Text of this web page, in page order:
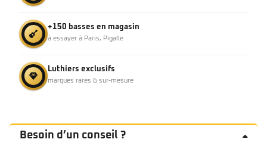
+150 basses en magasin
à essayer à Paris, Pigalle
Luthiers exclusifs
marques rares & sur-mesure
Besoin d’un conseil ?